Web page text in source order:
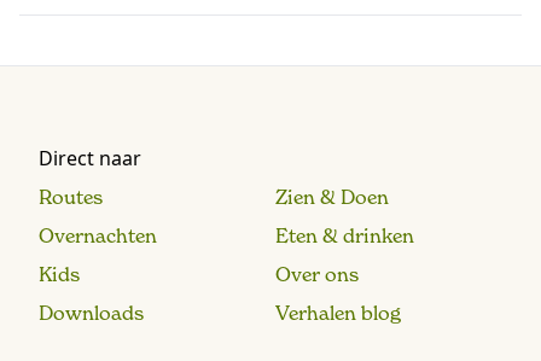
Direct naar
Routes
Zien & Doen
Overnachten
Eten & drinken
Kids
Over ons
Downloads
Verhalen blog